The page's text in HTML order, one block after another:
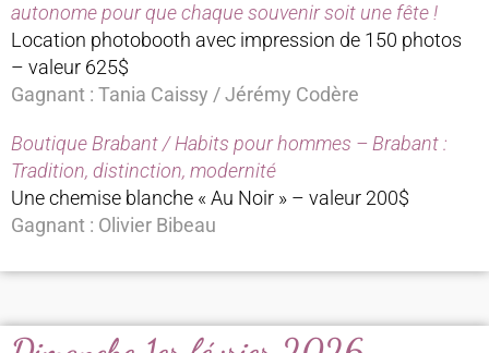
autonome pour que chaque souvenir soit une fête !
Location photobooth avec impression de 150 photos
– valeur 625$
Gagnant : Tania Caissy / Jérémy Codère
Boutique Brabant / Habits pour hommes – Brabant :
Tradition, distinction, modernité
Une chemise blanche « Au Noir » – valeur 200$
Gagnant : Olivier Bibeau